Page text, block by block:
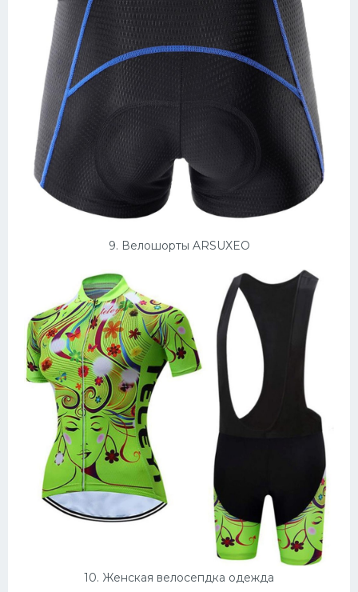
9. Велошорты ARSUXEO
10. Женская велосепдка одежда